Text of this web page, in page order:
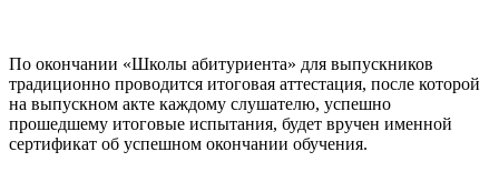
По окончании «Школы абитуриента» для выпускников
традиционно проводится итоговая аттестация, после которой
на выпускном акте каждому слушателю, успешно
прошедшему итоговые испытания, будет вручен именной
сертификат об успешном окончании обучения.